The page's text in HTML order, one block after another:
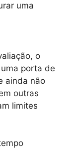
uma
o
porta de
ainda não
outras
limites